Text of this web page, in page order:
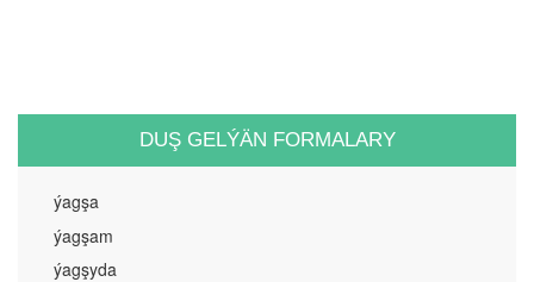
DUŞ GELÝÄN FORMALARY
ýagşa
ýagşam
ýagşyda